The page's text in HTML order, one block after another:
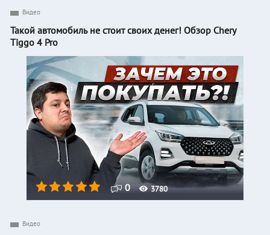
0 3780
Видео
Такой автомобиль не стоит своих денег! Обзор Chery
Tiggo 4 Pro
Видео